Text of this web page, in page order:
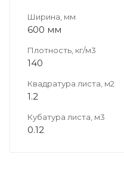
Ширина, мм
600 мм
Плотность, кг/м3
140
Квадратура листа, м2
1.2
Кубатура листа, м3
0.12